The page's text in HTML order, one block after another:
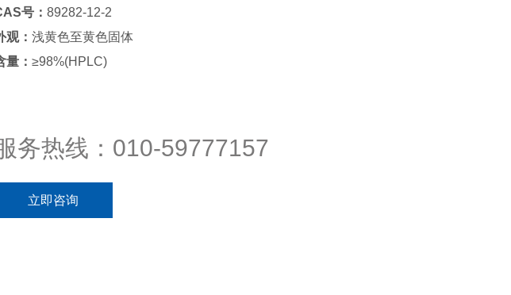
号： 89282-12-2
观： 浅黄色至黄色固体
量： ≥98%(HPLC)
务热线：010-59777157
立即咨询